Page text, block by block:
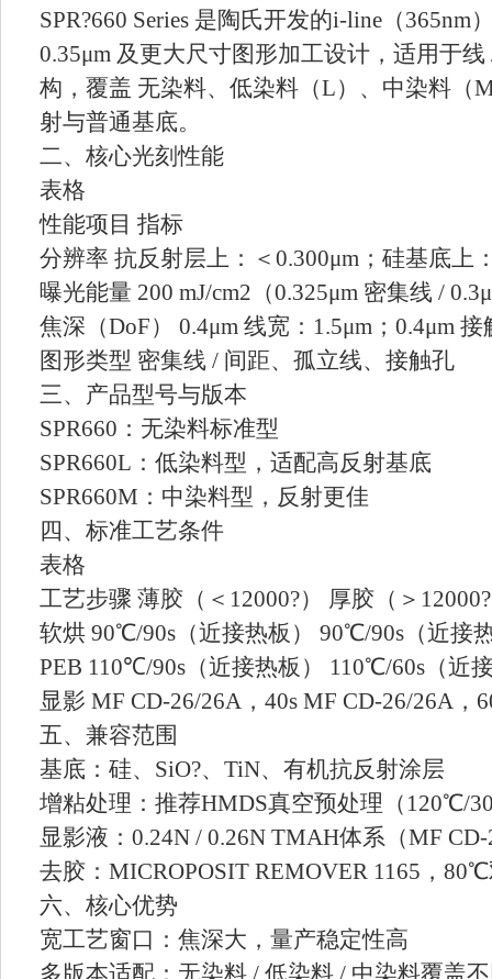
SPR?660 Series 是陶氏开发的i-line（365nm
0.35μm 及更大尺寸图形加工设计，适用于
构，覆盖 无染料、低染料（L）、中染料（
射与普通基底。
二、核心光刻性能
表格
性能项目 指标
分辨率 抗反射层上：＜0.300μm；硅基底上
曝光能量 200 mJ/cm2（0.325μm 密集线 /
焦深（DoF） 0.4μm 线宽：1.5μm；0.4μm 接
图形类型 密集线 / 间距、孤立线、接触孔
三、产品型号与版本
SPR660：无染料标准型
SPR660L：低染料型，适配高反射基底
SPR660M：中染料型，反射更佳
四、标准工艺条件
表格
工艺步骤 薄胶（＜12000?） 厚胶（＞
软烘 90℃/90s（近接热板） 90℃/90s（近接
PEB 110℃/90s（近接热板） 110℃/60s（近
显影 MF CD-26/26A，40s MF CD-26/26A，
五、兼容范围
基底：硅、SiO?、TiN、有机抗反射涂层
增粘处理：推荐HMDS真空预处理（120℃/
显影液：0.24N / 0.26N TMAH体系（MF
去胶：MICROPOSIT REMOVER 1165，
六、核心优势
宽工艺窗口：焦深大，量产稳定性高
多版本适配：无染料 / 低染料 / 中染料覆盖